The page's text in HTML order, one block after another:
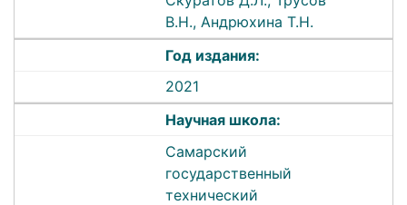
В.Н., Андрюхина Т.Н.
Год издания:
2021
Научная школа:
Самарский
государственный
технический